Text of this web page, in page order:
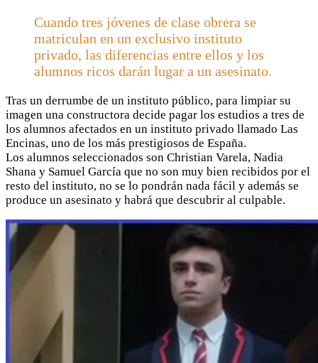
Cuando tres jóvenes de clase obrera se
matriculan en un exclusivo instituto
privado, las diferencias entre ellos y los
alumnos ricos darán lugar a un asesinato.
Tras un derrumbe de un instituto público, para limpiar su
imagen una constructora decide pagar los estudios a tres de
los alumnos afectados en un instituto privado llamado Las
Encinas, uno de los más prestigiosos de España.
Los alumnos seleccionados son Christian Varela, Nadia
Shana y Samuel García que no son muy bien recibidos por el
resto del instituto, no se lo pondrán nada fácil y además se
produce un asesinato y habrá que descubrir al culpable.